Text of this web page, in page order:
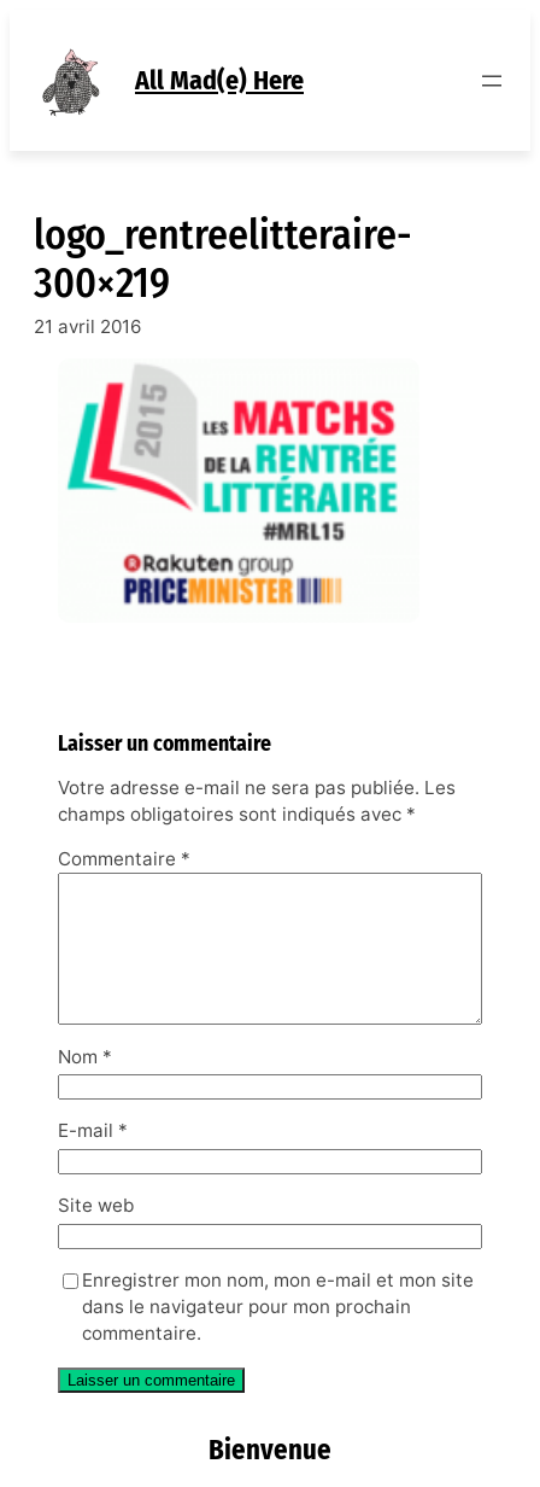
contenu
All Mad(e) Here
logo_rentreelitteraire-
300×219
21 avril 2016
Laisser un commentaire
Votre adresse e-mail ne sera pas publiée. Les
champs obligatoires sont indiqués avec *
Commentaire *
Nom *
E-mail *
Site web
Enregistrer mon nom, mon e-mail et mon site
dans le navigateur pour mon prochain
commentaire.
Bienvenue